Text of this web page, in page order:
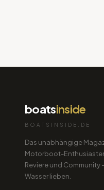
boatsinside
BOATSINSIDE.DE
Das unabhängige
Motorboot-
Reviere und Community
Wasser lieben.